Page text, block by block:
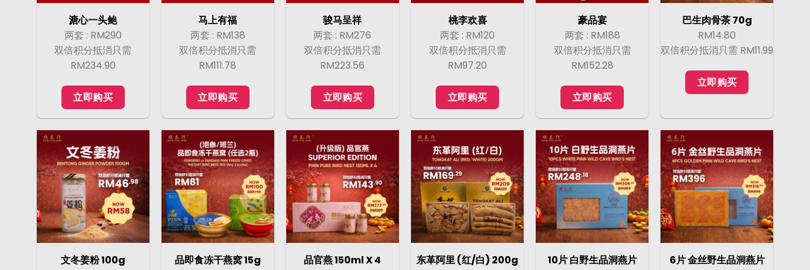
溏心一头鲍
两套 : RM290
双倍积分抵消只需
RM234.90
立即购买
马上有福
两套 : RM138
双倍积分抵消只需
RM111.78
立即购买
骏马呈祥
两套 : RM276
双倍积分抵消只需
RM223.56
立即购买
桃李欢喜
两套 : RM120
双倍积分抵消只需
RM97.20
立即购买
豪品宴
两套 : RM188
双倍积分抵消只需
RM152.28
立即购买
巴生肉骨茶 70g
RM14.80
双倍积分抵消只需 RM11.99
立即购买
文冬姜粉 100g
品即食冻干燕窝 15g
品官燕 150ml X 4
东革阿里 (红/白) 200g
10片 白野生品洞燕片
6片 金丝野生品洞燕片